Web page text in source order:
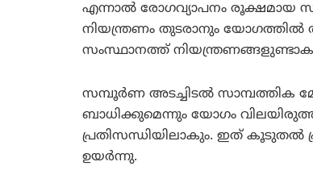
എന്നാല്‍ രോഗവ്യാപനം രൂക്ഷമായ
നിയന്ത്രണം തുടരാനും യോഗത്തില്‍
സംസ്ഥാനത്ത്
സമ്പൂര്‍ണ അടച്ചിടല്‍ സാമ്പത്തിക
ബാധിക്കുമെന്നും യോഗം
പ്രതിസന്ധിയിലാകും. ഇത് കൂടുതല്‍
ഉയര്‍ന്നു.